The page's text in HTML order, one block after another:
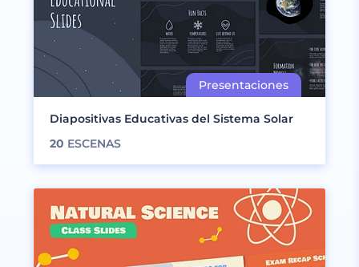
Diapositivas Educativas del Sistema Solar
20 ESCENAS